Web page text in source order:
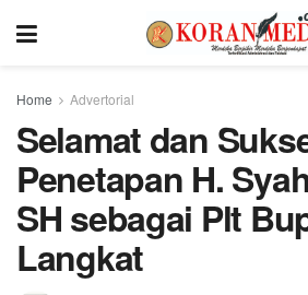
Home Advertorial
Selamat dan
Penetapan H.
SH sebagai Plt
Langkat